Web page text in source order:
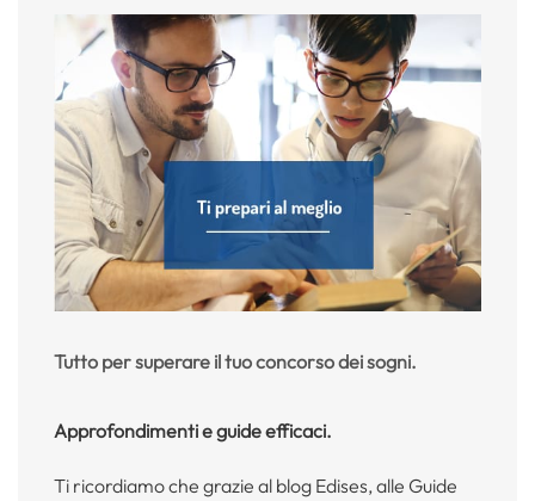
Tutto per superare il tuo concorso dei sogni.
Approfondimenti e guide efficaci.
Ti ricordiamo che grazie al blog Edises, alle Guide